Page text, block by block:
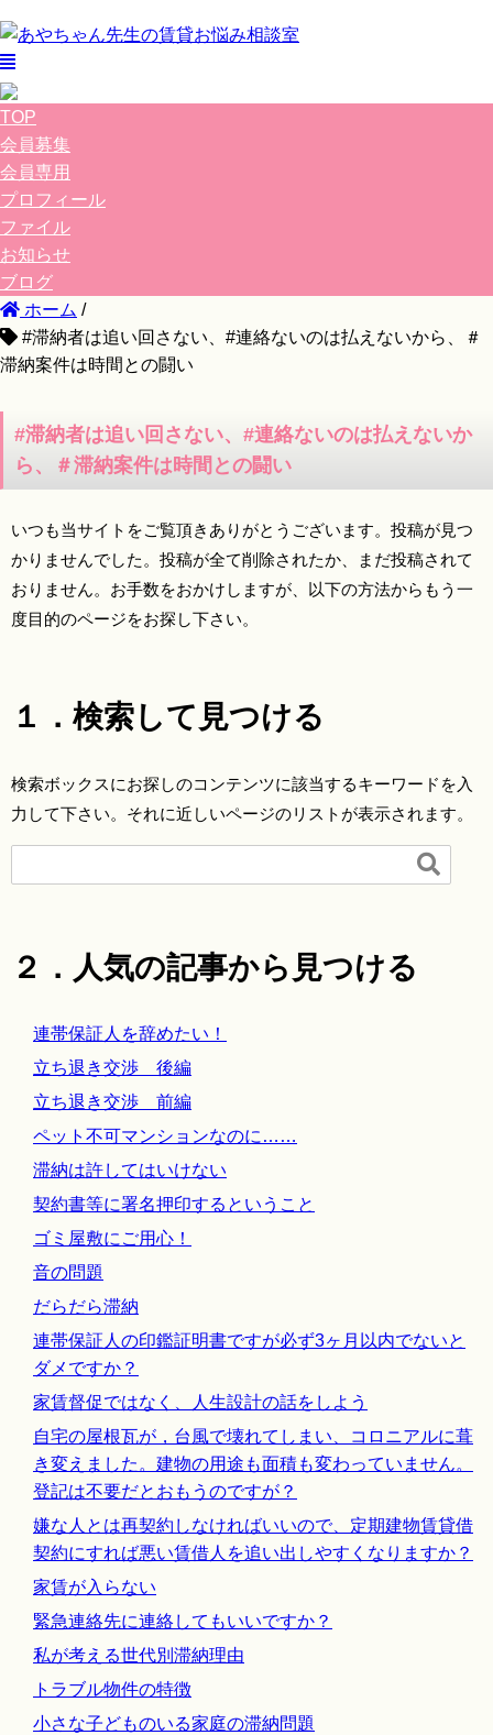
TOP
会員募集
会員専用
プロフィール
ファイル
お知らせ
ブログ
ホーム /
#滞納者は追い回さない、#連絡ないのは払えないから、＃
滞納案件は時間との闘い
#滞納者は追い回さない、#連絡ないのは払えないか
ら、＃滞納案件は時間との闘い
いつも当サイトをご覧頂きありがとうございます。投稿が見つ
かりませんでした。投稿が全て削除されたか、まだ投稿されて
おりません。お手数をおかけしますが、以下の方法からもう一
度目的のページをお探し下さい。
１．検索して見つける
検索ボックスにお探しのコンテンツに該当するキーワードを入
力して下さい。それに近しいページのリストが表示されます。

２．人気の記事から見つける
連帯保証人を辞めたい！
立ち退き交渉 後編
立ち退き交渉 前編
ペット不可マンションなのに……
滞納は許してはいけない
契約書等に署名押印するということ
ゴミ屋敷にご用心！
音の問題
だらだら滞納
連帯保証人の印鑑証明書ですが必ず3ヶ月以内でないと
ダメですか？
家賃督促ではなく、人生設計の話をしよう
自宅の屋根瓦が，台風で壊れてしまい、コロニアルに葺
き変えました。建物の用途も面積も変わっていません。
登記は不要だとおもうのですが？
嫌な人とは再契約しなければいいので、定期建物賃貸借
契約にすれば悪い賃借人を追い出しやすくなりますか？
家賃が入らない
緊急連絡先に連絡してもいいですか？
私が考える世代別滞納理由
トラブル物件の特徴
小さな子どものいる家庭の滞納問題